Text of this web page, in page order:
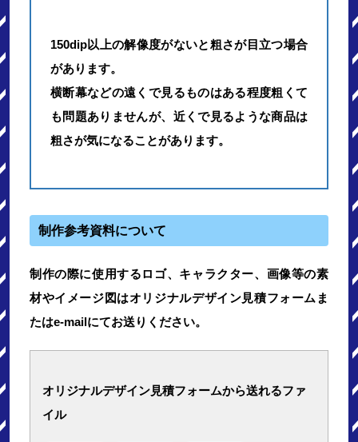
150dip以上の解像度がないと粗さが目立つ場合
があります。
横断幕などの遠くで見るものはある程度粗くて
も問題ありませんが、近くで見るような商品は
粗さが気になることがあります。
制作参考資料について
制作の際に使用するロゴ、キャラクター、画像等の素
材やイメージ図はオリジナルデザイン見積フォームま
たはe-mailにてお送りください。
オリジナルデザイン見積フォームから送れるファ
イル